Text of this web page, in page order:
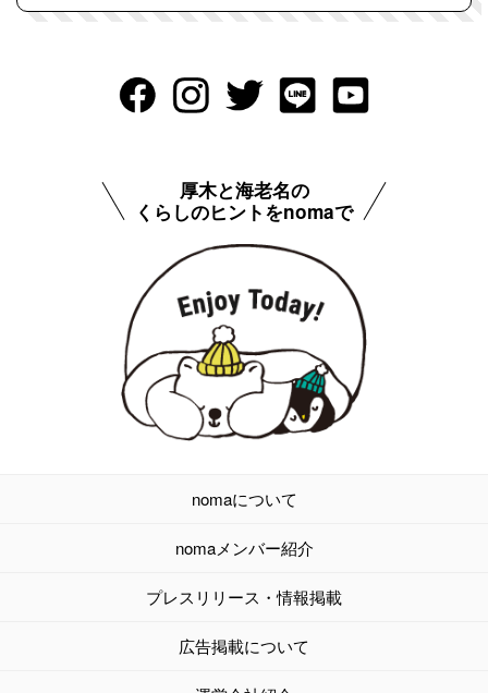
厚木と海老名の
くらしのヒントをnomaで
nomaについて
nomaメンバー紹介
プレスリリース・情報掲載
広告掲載について